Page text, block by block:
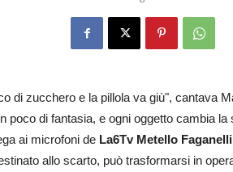
di zucchero e la pillola va giù", cantava
poco di fantasia, e ogni oggetto cambia la
ai microfoni de La6Tv Metello Faganelli
allo scarto, può trasformarsi in